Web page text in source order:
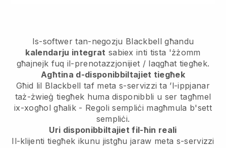
Is-softwer tan-negozju Blackbell għandu
kalendarju integrat sabiex inti tista 'żżomm
għajnejk fuq il-prenotazzjonijiet / laqgħat tiegħek.
Agħtina d-disponibbiltajiet tiegħek
Għid lil Blackbell taf meta s-servizzi ta ’l-ippjanar
taż-żwieġ tiegħek huma disponibbli u ser tagħmel
ix-xogħol għalik - Regoli sempliċi magħmula b'sett
sempliċi.
Uri disponibbiltajiet fil-ħin reali
Il-klijenti tiegħek ikunu jistgħu jaraw meta s-servizzi